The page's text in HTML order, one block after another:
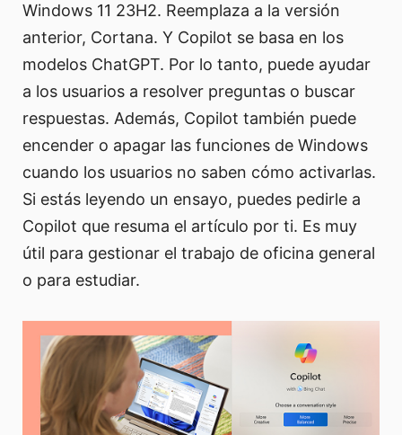
Windows 11 23H2. Reemplaza a la versión
anterior, Cortana. Y Copilot se basa en los
modelos ChatGPT. Por lo tanto, puede ayudar
a los usuarios a resolver preguntas o buscar
respuestas. Además, Copilot también puede
encender o apagar las funciones de Windows
cuando los usuarios no saben cómo activarlas.
Si estás leyendo un ensayo, puedes pedirle a
Copilot que resuma el artículo por ti. Es muy
útil para gestionar el trabajo de oficina general
o para estudiar.